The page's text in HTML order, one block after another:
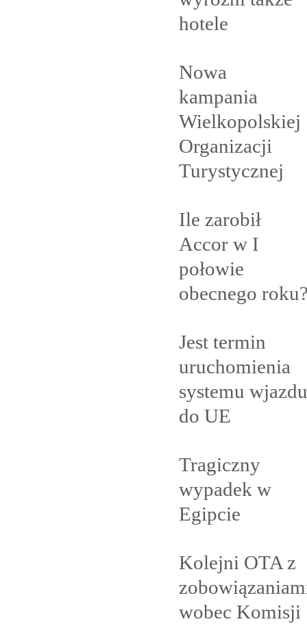
hotele
Nowa
kampania
Wielkopolskiej
Organizacji
Turystycznej
Ile zarobił
Accor w I
połowie
obecnego
Jest termin
uruchomienia
systemu wjazdu
do UE
Tragiczny
wypadek w
Egipcie
Kolejni OTA z
wobec Komisji